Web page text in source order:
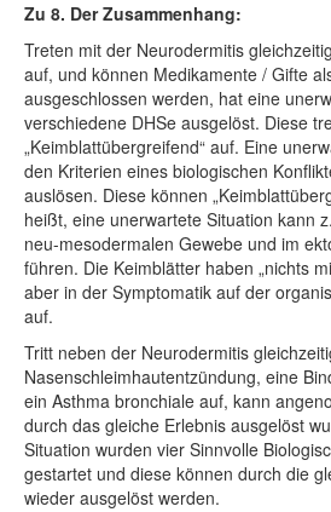
Zu 8. Der Zusammenhang:
Treten mit der Neurodermitis
auf, und können Medikamente / Gifte
ausgeschlossen werden, hat eine
verschiedene DHSe ausgelöst. Diese
„Keimblattübergreifend“ auf. Eine
den Kriterien eines biologischen
auslösen. Diese können
heißt, eine unerwartete Situation kann
neu-mesodermalen Gewebe und im
führen. Die Keimblätter haben „nichts
aber in der Symptomatik auf der
auf.
Tritt neben der Neurodermitis
Nasenschleimhautentzündung, eine
ein Asthma bronchiale auf, kann
durch das gleiche Erlebnis ausgelöst
Situation wurden vier Sinnvolle
gestartet und diese können durch die
wieder ausgelöst werden.